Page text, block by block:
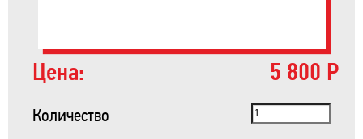
Цена: 5 800 Р
Количество